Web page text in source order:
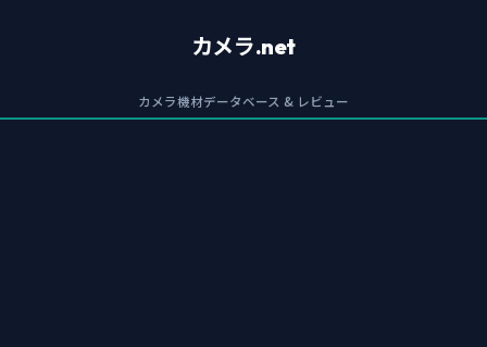
カメラ.net
カメラ機材データベース & レビュー